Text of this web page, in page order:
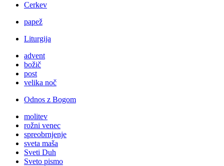
Cerkev
papež
Liturgija
advent
božič
post
velika noč
Odnos z Bogom
molitev
rožni venec
spreobrnjenje
sveta maša
Sveti Duh
Sveto pismo